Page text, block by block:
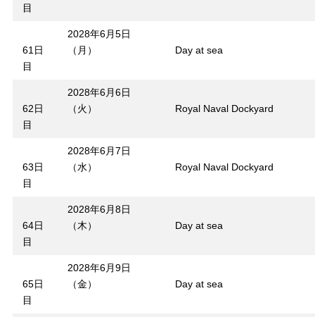
目
61日
目
2028年6月5日
（月）
Day at sea
62日
目
2028年6月6日
（火）
Royal Naval Dockyard
63日
目
2028年6月7日
（水）
Royal Naval Dockyard
64日
目
2028年6月8日
（木）
Day at sea
65日
目
2028年6月9日
（金）
Day at sea